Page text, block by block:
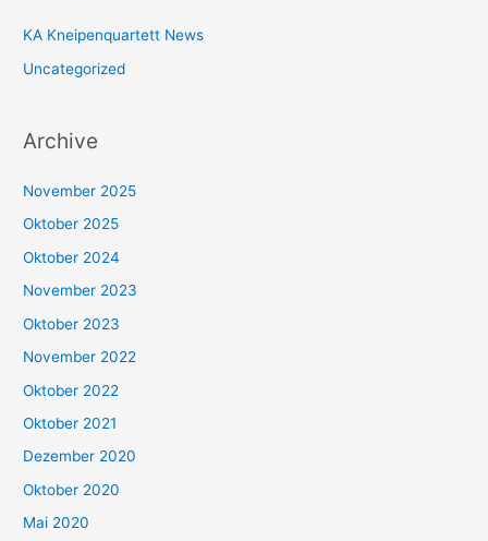
KA Kneipenquartett News
Uncategorized
Archive
November 2025
Oktober 2025
Oktober 2024
November 2023
Oktober 2023
November 2022
Oktober 2022
Oktober 2021
Dezember 2020
Oktober 2020
Mai 2020